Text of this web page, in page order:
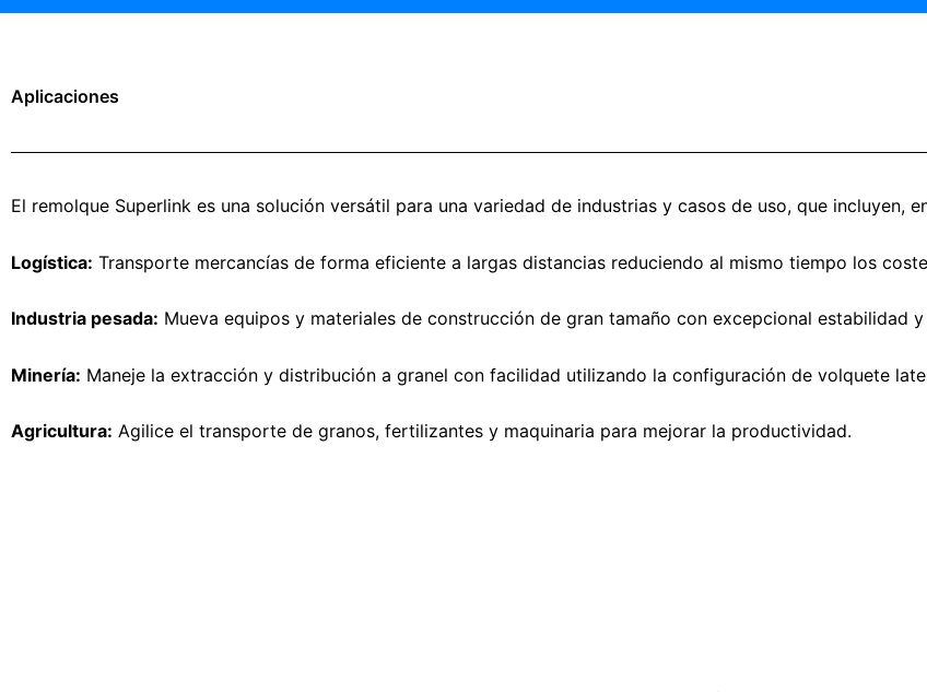
Aplicaciones
El remolque Superlink es una solución versátil para una variedad de industrias y casos de uso, que incluyen,
Logística: Transporte mercancías de forma eficiente a largas distancias reduciendo al mismo tiempo los
Industria pesada: Mueva equipos y materiales de construcción de gran tamaño con excepcional estabilidad
Minería: Maneje la extracción y distribución a granel con facilidad utilizando la configuración de volquete
Agricultura: Agilice el transporte de granos, fertilizantes y maquinaria para mejorar la productividad.